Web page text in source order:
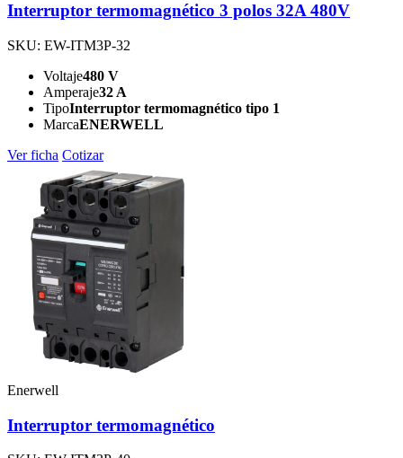
Interruptor termomagnético 3 polos 32A 480V
SKU: EW-ITM3P-32
Voltaje480 V
Amperaje32 A
TipoInterruptor termomagnético tipo 1
MarcaENERWELL
Ver ficha Cotizar
Enerwell
Interruptor termomagnético